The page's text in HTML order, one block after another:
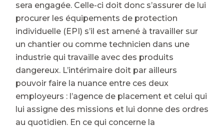
sera engagée. Celle-ci doit donc s’assurer de lui
procurer les équipements de protection
individuelle (EPI) s’il est amené à travailler sur
un chantier ou comme technicien dans une
industrie qui travaille avec des produits
dangereux. L’intérimaire doit par ailleurs
pouvoir faire la nuance entre ces deux
employeurs : l’agence de placement et celui qui
lui assigne des missions et lui donne des ordres
au quotidien. En ce qui concerne la